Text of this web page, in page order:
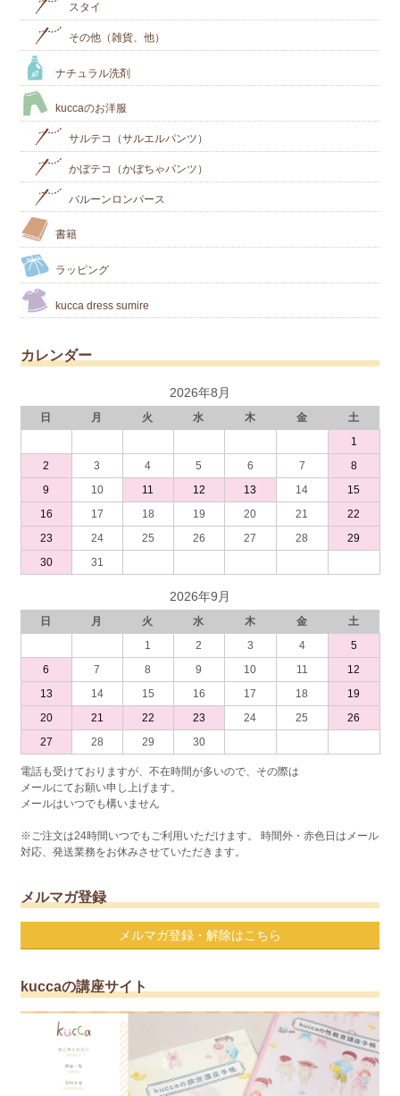
スタイ
その他（雑貨、他）
ナチュラル洗剤
kuccaのお洋服
サルテコ（サルエルパンツ）
かぼテコ（かぼちゃパンツ）
バルーンロンパース
書籍
ラッピング
kucca dress sumire
カレンダー
2026年8月
日 月 火 水 木 金
土
1
2
3 4 5 6 7
8
9
10 11 12 13 14
15
16
17 18 19 20 21
22
23
24 25 26 27 28
29
30
31
2026年9月
日 月 火 水 木 金
土
1
2 3 4
5
6
7 8 9 10 11
12
13
14 15 16 17 18
19
20
21 22 23 24 25
26
27
28 29 30
電話も受けておりますが、不在時間が多いので、その際は
メールにてお願い申し上げます。
メールはいつでも構いません
※ご注文は24時間いつでもご利用いただけます。 時間外・赤色日はメール
対応、発送業務をお休みさせていただきます。
メルマガ登録
メルマガ登録・解除はこちら
kuccaの講座サイト